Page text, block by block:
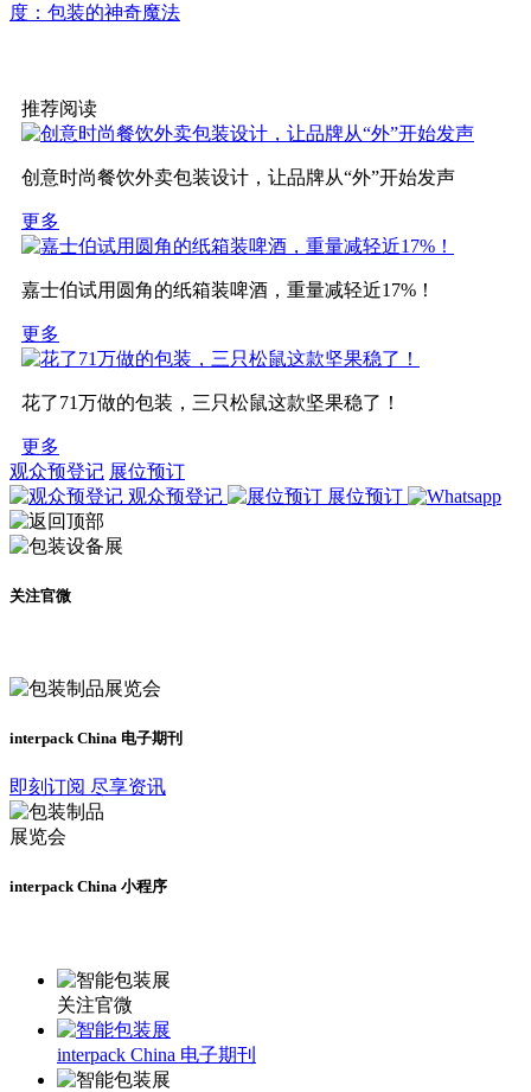
度：包装的神奇魔法
推荐阅读
创意时尚餐饮外卖包装设计，让品牌从“外”开始发声
更多
嘉士伯试用圆角的纸箱装啤酒，重量减轻近17%！
更多
花了71万做的包装，三只松鼠这款坚果稳了！
更多
观众预登记 展位预订
观众预登记
展位预订
关注官微
interpack China 电子期刊
即刻订阅 尽享资讯
interpack China 小程序
关注官微
interpack China 电子期刊